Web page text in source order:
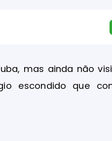
mas ainda não
escondido que